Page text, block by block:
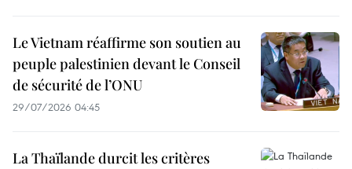
Le Vietnam réaffirme son soutien au
peuple palestinien devant le Conseil
de sécurité de l’ONU
29/07/2026 04:45
La Thaïlande durcit les critères